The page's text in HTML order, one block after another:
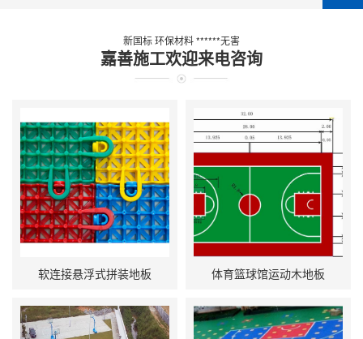
新国标 环保材料 ******无害
嘉善施工欢迎来电咨询
软连接悬浮式拼装地板 体育篮球馆运动木地板